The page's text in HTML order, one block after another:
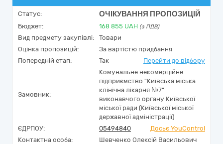
Статус: ОЧІКУВАННЯ ПРОПОЗИЦІЙ
Бюджет: 168 855 UAH (з ПДВ)
Вид предмету закупівлі:
Товари
Оцінка пропозицій:
За вартістю придбання
Попередній етап:
Так Перейти до відбору
Замовник:
Комунальне некомерційне
підприємство "Київська міська
клінічна лікарня №7"
виконавчого органу Київської
міської ради (Київської міської
державної адміністрації)
ЄДРПОУ:
05494840
Досьє YouControl
Контактна особа:
Шевченко Олексій Васильович